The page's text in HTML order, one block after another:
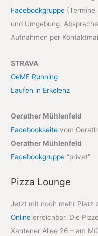
Facebookgruppe (Termine
und Umgebung.
Aufnahmen per
STRAVA
OeMF Running
Laufen in Erkelenz
Oerather Mühlenfeld
Facebookseite vom
Oerather Mühlenfeld
Facebookgruppe “privat”
Pizza Lounge
Jetzt mit noch mehr Platz
Online erreichbar. Die
Xantener Allee 26 – am